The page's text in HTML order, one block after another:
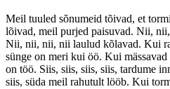
Meil tuuled sõnumeid tõivad, et
lõivad, meil purjed paisuvad. Nii,
Nii, nii, nii, nii laulud kõlavad. Kui
sünge on meri kui öö. Kui
on töö. Siis, siis, siis, siis, tardume
siis, süda meil rahutult lööb. Kui